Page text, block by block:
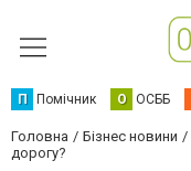
П Помічник О ОСББ
Головна Бізнес новини
дорогу?